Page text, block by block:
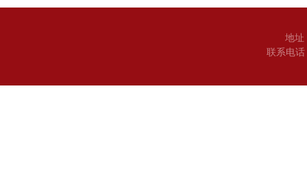
地址
联系电